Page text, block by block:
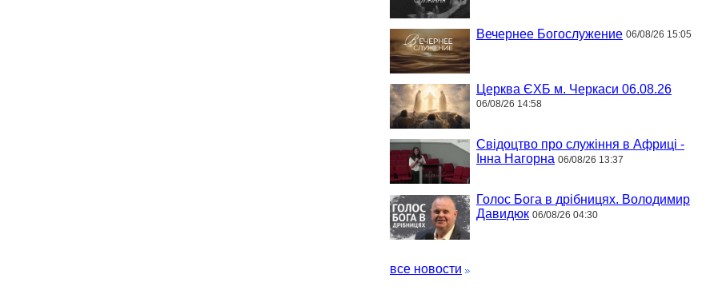
Вечернее Богослужение 06/08/26 15:05
Церква ЄХБ м. Черкаси 06.08.26
06/08/26 14:58
Свідоцтво про служіння в Африці -
Інна Нагорна 06/08/26 13:37
Голос Бога в дрібницях. Володимир
Давидюк 06/08/26 04:30
все новости